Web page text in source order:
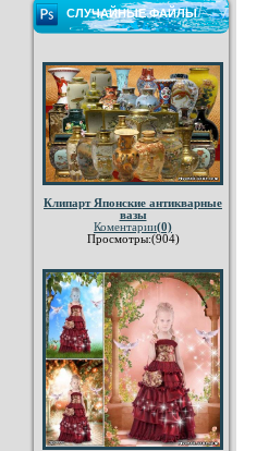
СЛУЧАЙНЫЕ ФАЙЛЫ
Клипарт Японские антикварные
вазы
Коментарии(0)
Просмотры:(904)